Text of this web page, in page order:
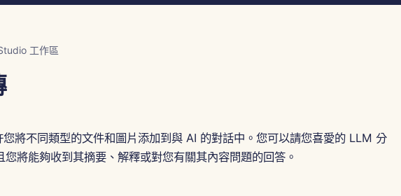
Italiano
工作區
將不同類型的文件和圖片添加到與 AI 的對話中。您可以請您喜愛的 LLM 分
您將能夠收到其摘要、解釋或對您有關其內容問題的回答。